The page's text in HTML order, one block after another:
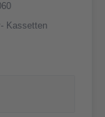
Kassetten